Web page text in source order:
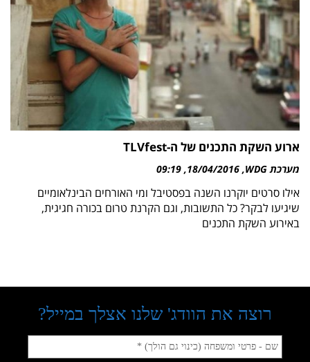
ארוע השקת התכנים של ה-TLVfest
מערכת WDG 18/04/2016
09:19
אילו סרטים יוקרנו השנה בפסטיבל ומי האורחים הבינלאומיים
שיגיעו לבקר? כל התשובות, וגם הקרנת טרום בכורה חגיגית,
באירוע השקת התכנים